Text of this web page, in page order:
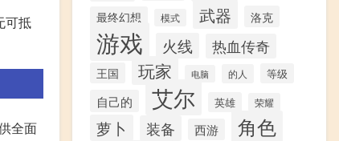
可抵
全面
最终幻想 模式 武器 洛克
游戏 火线 热血传奇
王国 玩家 电脑 的人 等级
自己的 艾尔 英雄 荣耀
萝卜 装备 西游 角色